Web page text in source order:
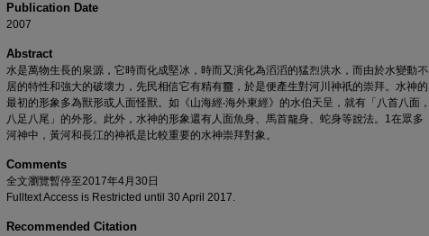
Publication Date
2007
Abstract
水是萬物生長的泉源，它時而化成堅冰，時而又演化為滔滔的猛烈洪水，而由於水變動不
居的特性和強大的破壞力，先民相信它有精有靈，於是便產生對河川神祇的崇拜。水神的
最初的形象多為獸形或人面怪獸。如《山海經‧海外東經》的水伯天呈，就有「八首八面，
八足八尾」的外形。此外，水神的形象還有人面魚身、馬首龍身、蛇身等說法。1在眾多
河神中，黃河和長江的神祇是比較重要的水神崇拜對象。
Comments
全文瀏覽暫停至2017年4月30日
Fulltext Access is Restricted until 30 April 2017.
Recommended Citation